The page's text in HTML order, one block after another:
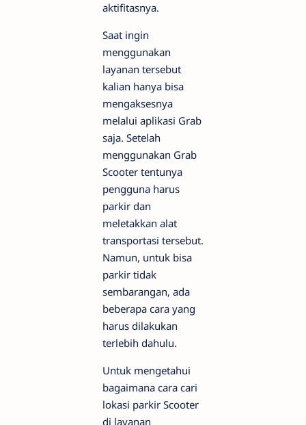
aktifitasnya.
Saat ingin
menggunakan
layanan tersebut
kalian hanya bisa
mengaksesnya
melalui aplikasi Grab
saja. Setelah
menggunakan Grab
Scooter tentunya
pengguna harus
parkir dan
meletakkan alat
transportasi tersebut.
Namun, untuk bisa
parkir tidak
sembarangan, ada
beberapa cara yang
harus dilakukan
terlebih dahulu.
Untuk mengetahui
bagaimana cara cari
lokasi parkir Scooter
di layanan